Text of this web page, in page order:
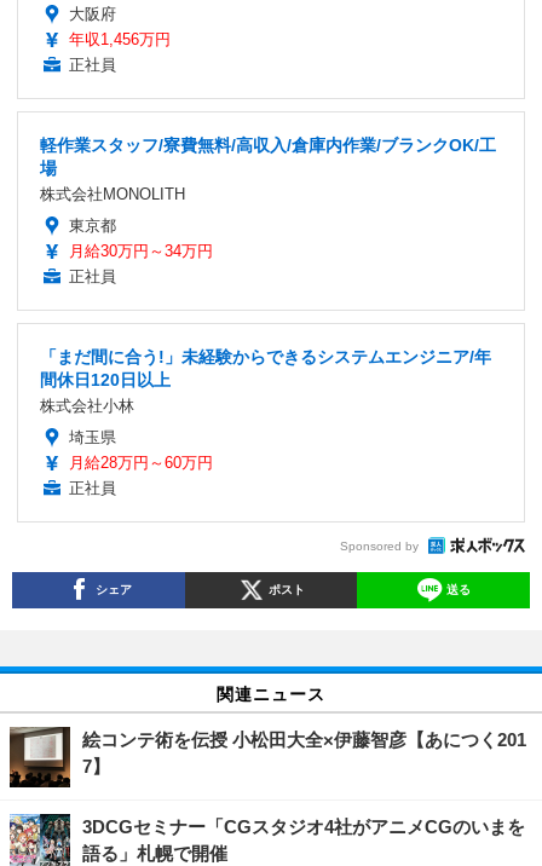
大阪府
年収1,456万円
正社員
軽作業スタッフ/寮費無料/高収入/倉庫内作業/ブランクOK/工
場
株式会社MONOLITH
東京都
月給30万円～34万円
正社員
「まだ間に合う!」未経験からできるシステムエンジニア/年
間休日120日以上
株式会社小林
埼玉県
月給28万円～60万円
正社員
Sponsored by
シェア ポスト 送る
関連ニュース
絵コンテ術を伝授 小松田大全×伊藤智彦【あにつく201
7】
3DCGセミナー「CGスタジオ4社がアニメCGのいまを
語る」札幌で開催